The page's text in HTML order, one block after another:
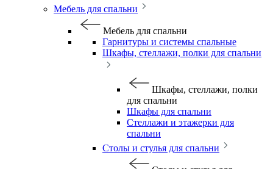
Мебель для спальни
Мебель для спальни
Гарнитуры и системы спальные
Шкафы, стеллажи, полки для спальни
Шкафы, стеллажи, полки
для спальни
Шкафы для спальни
Стеллажи и этажерки для
спальни
Столы и стулья для спальни